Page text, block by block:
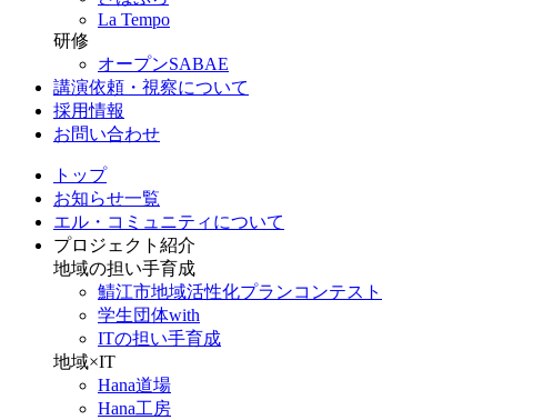
La Tempo
研修
オープンSABAE
講演依頼・視察について
採用情報
お問い合わせ
トップ
お知らせ一覧
エル・コミュニティについて
プロジェクト紹介
地域の担い手育成
鯖江市地域活性化プランコンテスト
学生団体with
ITの担い手育成
地域×IT
Hana道場
Hana工房